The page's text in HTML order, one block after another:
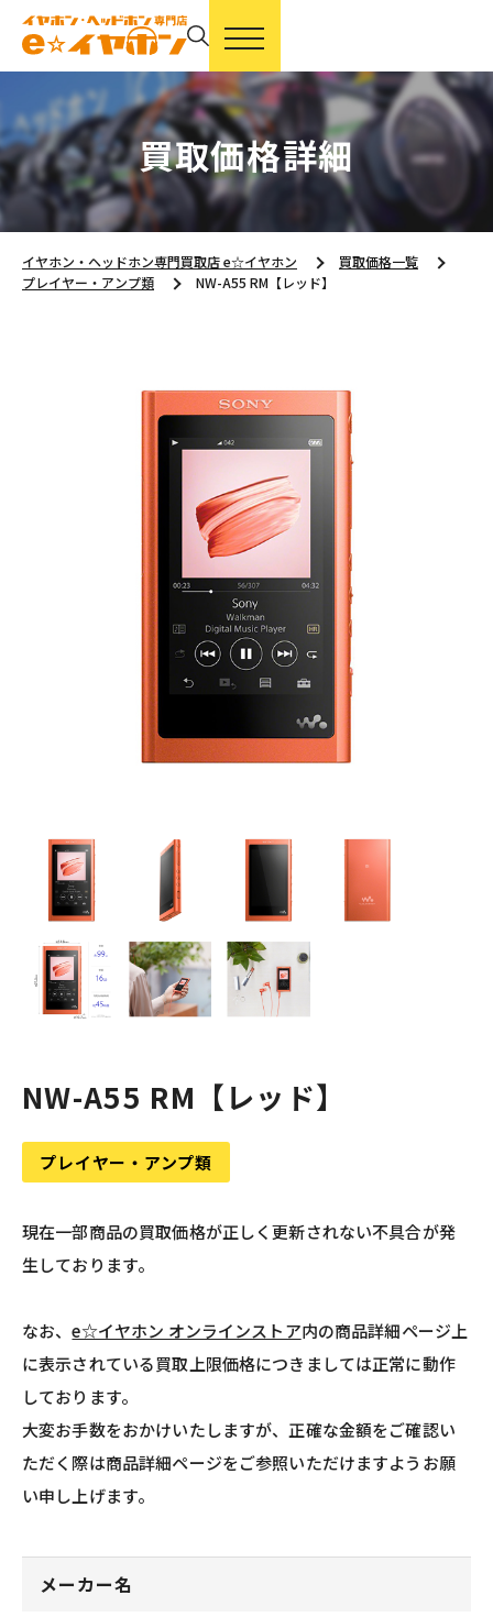
買取価格詳細
イヤホン・ヘッドホン専門買取店 e☆イヤホン
買取価格一覧
プレイヤー・アンプ類
NW-A55 RM【レッド】
NW-A55 RM【レッド】
プレイヤー・アンプ類
現在一部商品の買取価格が正しく更新されない不具合が発
生しております。
なお、e☆イヤホン オンラインストア内の商品詳細ページ上
に表示されている買取上限価格につきましては正常に動作
しております。
大変お手数をおかけいたしますが、正確な金額をご確認い
ただく際は商品詳細ページをご参照いただけますようお願
い申し上げます。
メーカー名